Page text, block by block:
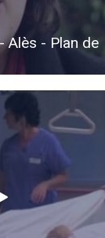
Alès - Plan de